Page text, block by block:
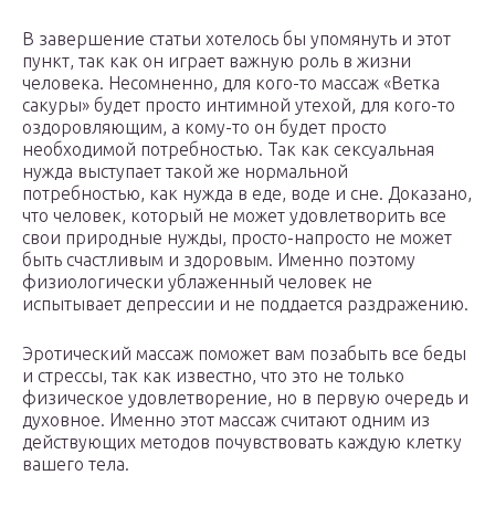
В завершение статьи хотелось бы упомянуть и этот
пункт, так как он играет важную роль в жизни
человека. Несомненно, для кого-то массаж «Ветка
сакуры» будет просто интимной утехой, для кого-то
оздоровляющим, а кому-то он будет просто
необходимой потребностью. Так как сексуальная
нужда выступает такой же нормальной
потребностью, как нужда в еде, воде и сне. Доказано,
что человек, который не может удовлетворить все
свои природные нужды, просто-напросто не может
быть счастливым и здоровым. Именно поэтому
физиологически ублаженный человек не
испытывает депрессии и не поддается раздражению.
Эротический массаж поможет вам позабыть все беды
и стрессы, так как известно, что это не только
физическое удовлетворение, но в первую очередь и
духовное. Именно этот массаж считают одним из
действующих методов почувствовать каждую клетку
вашего тела.